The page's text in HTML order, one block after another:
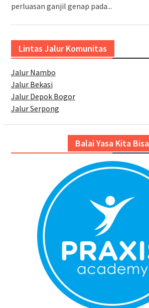
perluasan ganjil genap pada...
Lintas Jalur Komunitas
Jalur Nambo
Jalur Bekasi
Jalur Depok Bogor
Jalur Serpong
Balai Yasa Kita Bisa